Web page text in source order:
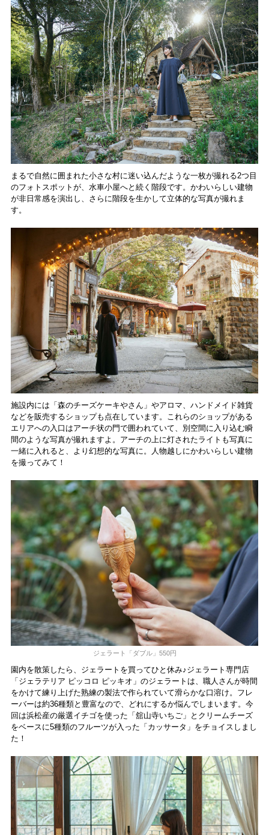
まるで自然に囲まれた小さな村に迷い込んだような一枚が撮れる2つ目
のフォトスポットが、水車小屋へと続く階段です。かわいらしい建物
が非日常感を演出し、さらに階段を生かして立体的な写真が撮れま
す。
施設内には「森のチーズケーキやさん」やアロマ、ハンドメイド雑貨
などを販売するショップも点在しています。これらのショップがある
エリアへの入口はアーチ状の門で囲われていて、別空間に入り込む瞬
間のような写真が撮れますよ。アーチの上に灯されたライトも写真に
一緒に入れると、より幻想的な写真に。人物越しにかわいらしい建物
を撮ってみて！
ジェラート「ダブル」550円
園内を散策したら、ジェラートを買ってひと休み♪ジェラート専門店
「ジェラテリア ピッコロ ピッキオ」のジェラートは、職人さんが時間
をかけて練り上げた熟練の製法で作られていて滑らかな口溶け。フレ
ーバーは約36種類と豊富なので、どれにするか悩んでしまいます。今
回は浜松産の厳選イチゴを使った「舘山寺いちご」とクリームチーズ
をベースに5種類のフルーツが入った「カッサータ」をチョイスしまし
た！